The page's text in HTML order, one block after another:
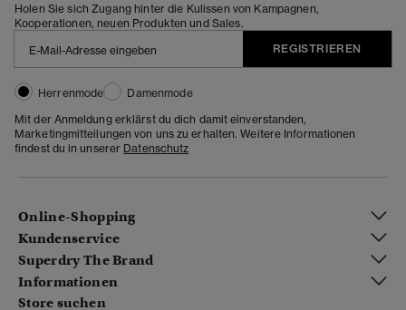
Holen Sie sich Zugang hinter die Kulissen von Kampagnen,
Kooperationen, neuen Produkten und Sales.
REGISTRIEREN
Herrenmode
Damenmode
Mit der Anmeldung erklärst du dich damit einverstanden,
Marketingmitteilungen von uns zu erhalten. Weitere Informationen
findest du in unserer Datenschutz
Online-Shopping
Kundenservice
Superdry The Brand
Informationen
Store suchen